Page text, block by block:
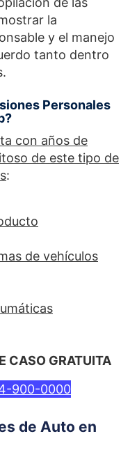
la
y el manejo
tanto dentro
Personales
con años de
de este tipo de
:
de vehículos
CASO GRATUITA
900-0000
de Auto en